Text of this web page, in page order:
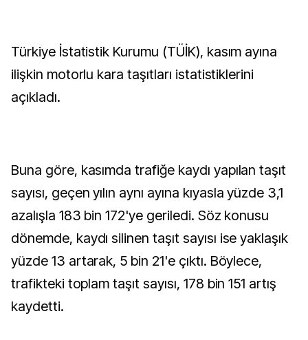
Türkiye İstatistik Kurumu (TÜİK), kasım ayına
ilişkin motorlu kara taşıtları istatistiklerini
açıkladı.
Buna göre, kasımda trafiğe kaydı yapılan taşıt
sayısı, geçen yılın aynı ayına kıyasla yüzde 3,1
azalışla 183 bin 172'ye geriledi. Söz konusu
dönemde, kaydı silinen taşıt sayısı ise yaklaşık
yüzde 13 artarak, 5 bin 21'e çıktı. Böylece,
trafikteki toplam taşıt sayısı, 178 bin 151 artış
kaydetti.